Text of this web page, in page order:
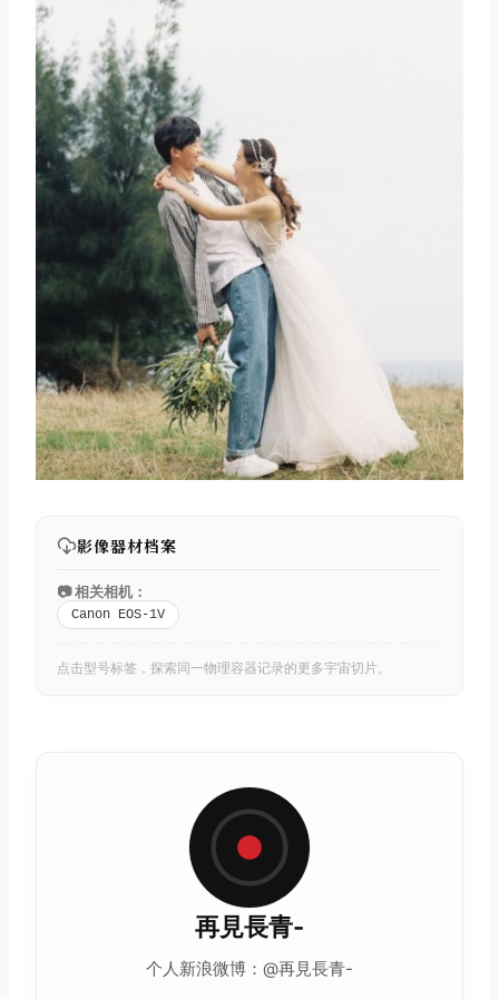
影像器材档案
📷 相关相机：
Canon EOS-1V
点击型号标签，探索同一物理容器记录的更多宇宙切片。
再見長青-
个人新浪微博：@再見長青-